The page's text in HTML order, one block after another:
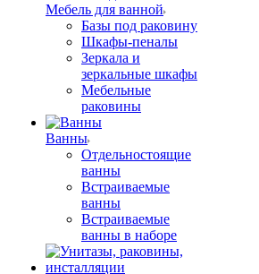
Мебель для ванной
Базы под раковину
Шкафы-пеналы
Зеркала и
зеркальные шкафы
Мебельные
раковины
Ванны
Отдельностоящие
ванны
Встраиваемые
ванны
Встраиваемые
ванны в наборе